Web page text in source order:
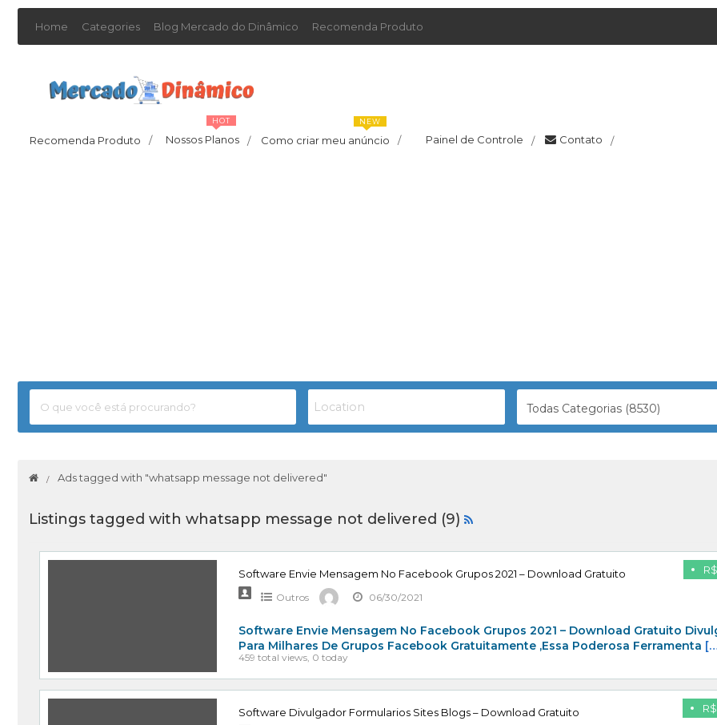
Home Categories Blog Mercado do Dinâmico Recomenda Produto
Recomenda Produto / Nossos Planos /
HOT
Como criar meu anúncio /
NEW
Painel de Controle / Contato /
Todas Categorias (8530)
Ads tagged with "whatsapp message not delivered"
Listings tagged with whatsapp message not delivered (9)
Software Envie Mensagem No Facebook Grupos 2021 – Download Gratuito
Outros 06/30/2021
Software Envie Mensagem No Facebook Grupos 2021 – Download Gratuito
Para Milhares De Grupos Facebook Gratuitamente ,Essa Poderosa Ferramenta
459 total views, 0 today
Software Divulgador Formularios Sites Blogs – Download Gratuito